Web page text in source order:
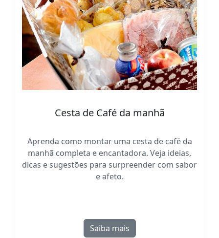
Cesta de Café da manhã
Aprenda como montar uma cesta de café da
manhã completa e encantadora. Veja ideias,
dicas e sugestões para surpreender com sabor
e afeto.
Saiba mais